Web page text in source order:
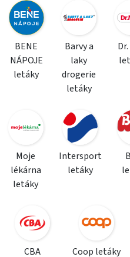
BENE
NÁPOJE
letáky
Barvy a
laky
drogerie
letáky
Moje
lékárna
letáky
Intersport
letáky
CBA
Coop letáky